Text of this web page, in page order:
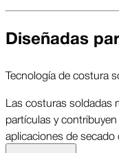
Diseñadas
Tecnología de costura
Las costuras soldadas
partículas y
aplicaciones de secado